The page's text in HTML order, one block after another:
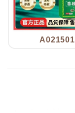
A021501